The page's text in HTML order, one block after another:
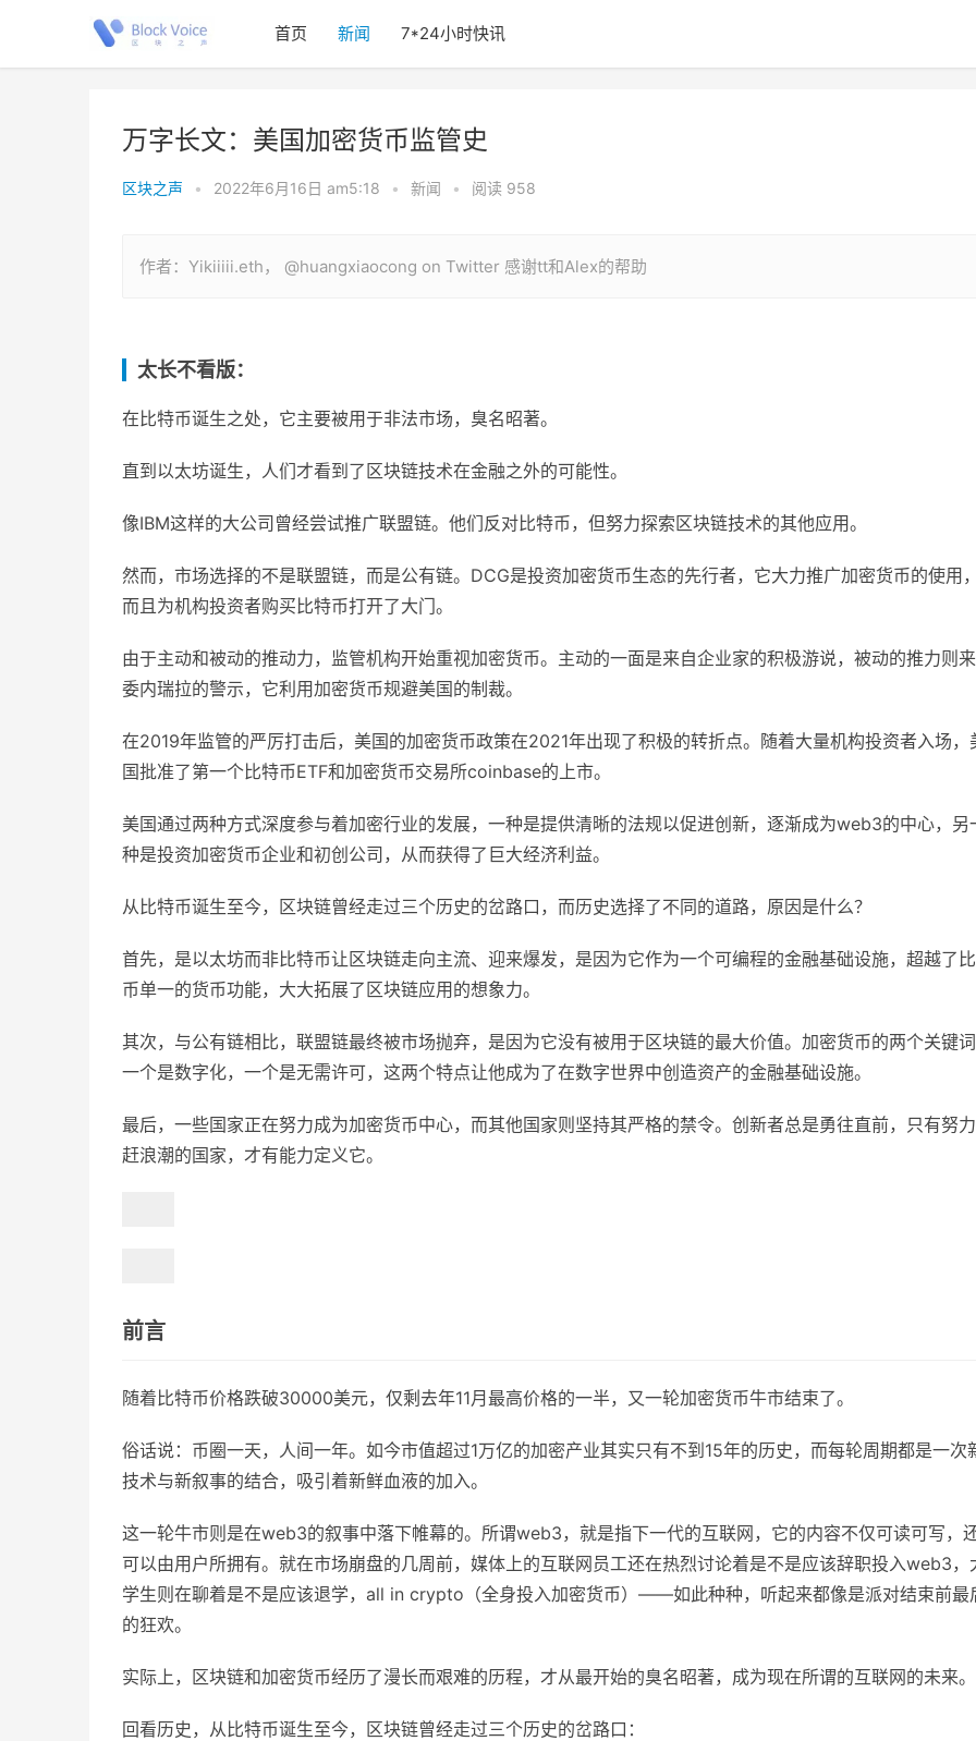
首页 新闻 7*24小时快讯
万字长文：美国加密货币监管史
区块之声 • 2022年6月16日 am5:18 • 新闻 • 阅读 958
作者：Yikiiiii.eth， @huangxiaocong on Twitter 感谢tt和Alex的帮助
太长不看版：
在比特币诞生之处，它主要被用于非法市场，臭名昭著。
直到以太坊诞生，人们才看到了区块链技术在金融之外的可能性。
像IBM这样的大公司曾经尝试推广联盟链。他们反对比特币，但努力探索区块链技术的其他应用。
然而，市场选择的不是联盟链，而是公有链。DCG是投资加密货币生态的先行者，它大力推广加密货币的使用，
而且为机构投资者购买比特币打开了大门。
由于主动和被动的推动力，监管机构开始重视加密货币。主动的一面是来自企业家的积极游说，被动的推力则
委内瑞拉的警示，它利用加密货币规避美国的制裁。
在2019年监管的严厉打击后，美国的加密货币政策在2021年出现了积极的转折点。随着大量机构投资者入场，
国批准了第一个比特币ETF和加密货币交易所coinbase的上市。
美国通过两种方式深度参与着加密行业的发展，一种是提供清晰的法规以促进创新，逐渐成为web3的中心，另
种是投资加密货币企业和初创公司，从而获得了巨大经济利益。
从比特币诞生至今，区块链曾经走过三个历史的岔路口，而历史选择了不同的道路，原因是什么？
首先，是以太坊而非比特币让区块链走向主流、迎来爆发，是因为它作为一个可编程的金融基础设施，超越了
币单一的货币功能，大大拓展了区块链应用的想象力。
其次，与公有链相比，联盟链最终被市场抛弃，是因为它没有被用于区块链的最大价值。加密货币的两个关键词
一个是数字化，一个是无需许可，这两个特点让他成为了在数字世界中创造资产的金融基础设施。
最后，一些国家正在努力成为加密货币中心，而其他国家则坚持其严格的禁令。创新者总是勇往直前，只有努
赶浪潮的国家，才有能力定义它。
前言
随着比特币价格跌破30000美元，仅剩去年11月最高价格的一半，又一轮加密货币牛市结束了。
俗话说：币圈一天，人间一年。如今市值超过1万亿的加密产业其实只有不到15年的历史，而每轮周期都是一次
技术与新叙事的结合，吸引着新鲜血液的加入。
这一轮牛市则是在web3的叙事中落下帷幕的。所谓web3，就是指下一代的互联网，它的内容不仅可读可写，
可以由用户所拥有。就在市场崩盘的几周前，媒体上的互联网员工还在热烈讨论着是不是应该辞职投入web3，
学生则在聊着是不是应该退学，all in crypto（全身投入加密货币）——如此种种，听起来都像是派对结束前最
的狂欢。
实际上，区块链和加密货币经历了漫长而艰难的历程，才从最开始的臭名昭著，成为现在所谓的互联网的未来。
回看历史，从比特币诞生至今，区块链曾经走过三个历史的岔路口：